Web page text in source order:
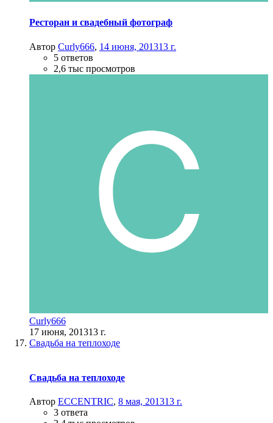
Ресторан и свадебный фотограф
Автор Curly666, 14 июня, 201313 г.
5 ответов
2,6 тыс просмотров
Curly666
17 июня, 201313 г.
Свадьба на теплоходе
Свадьба на теплоходе
Автор ECCENTRIC, 8 мая, 201313 г.
3 ответа